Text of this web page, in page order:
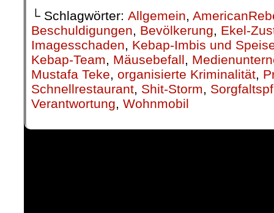
└ Schlagwörter: Allgemein,
Beschuldigungen, Bevölkerung, Ekel-
Imagesschaden, Kebap-Imbis und
Kebap-Team, Mäusebefall,
Mustafa Teke, organisierte Kriminalität,
Schnellrestaurant, Shit-Storm,
Verantwortung, Wohnmobil